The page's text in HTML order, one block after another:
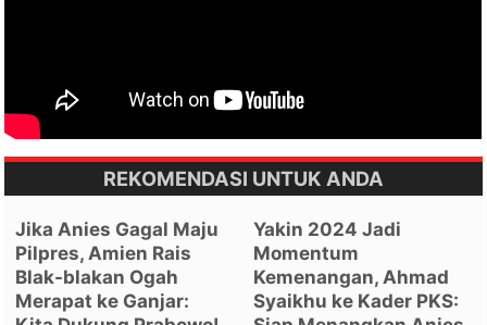
REKOMENDASI UNTUK ANDA
Jika Anies Gagal Maju
Pilpres, Amien Rais
Blak-blakan Ogah
Merapat ke Ganjar:
Yakin 2024 Jadi
Momentum
Kemenangan, Ahmad
Syaikhu ke Kader PKS: